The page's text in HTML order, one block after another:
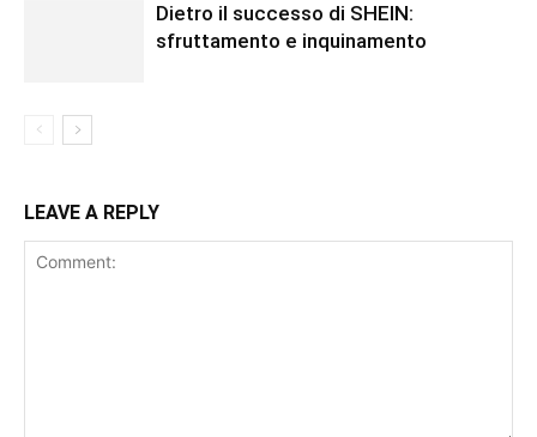
Dietro il successo di SHEIN:
sfruttamento e inquinamento
LEAVE A REPLY